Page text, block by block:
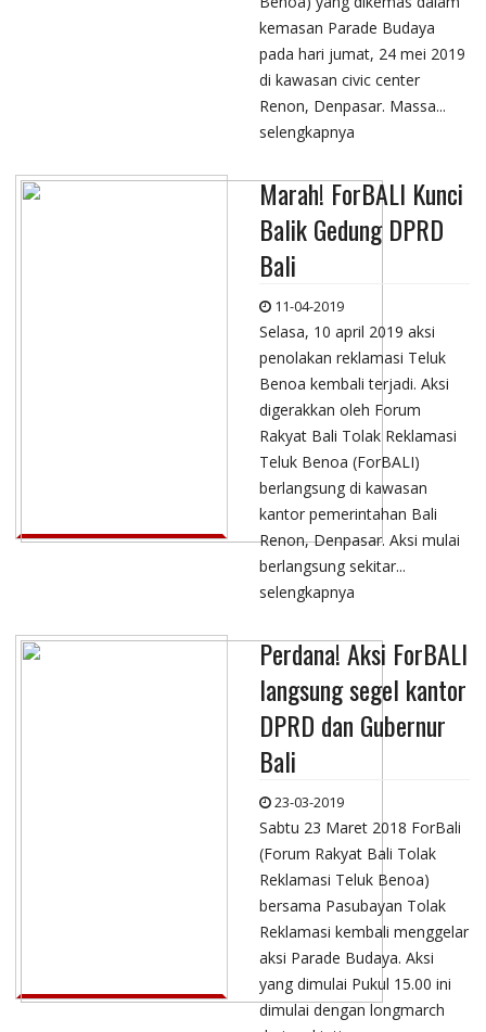
kemasan Parade Budaya
pada hari jumat, 24 mei 2019
di kawasan civic center
Renon, Denpasar. Massa...
selengkapnya
Marah! ForBALI Kunci
Balik Gedung DPRD
Bali
11-04-2019
Selasa, 10 april 2019 aksi
penolakan reklamasi Teluk
Benoa kembali terjadi. Aksi
digerakkan oleh Forum
Rakyat Bali Tolak Reklamasi
Teluk Benoa (ForBALI)
berlangsung di kawasan
kantor pemerintahan Bali
Renon, Denpasar. Aksi mulai
berlangsung sekitar...
selengkapnya
Perdana! Aksi ForBALI
langsung segel kantor
DPRD dan Gubernur
Bali
23-03-2019
Sabtu 23 Maret 2018 ForBali
(Forum Rakyat Bali Tolak
Reklamasi Teluk Benoa)
bersama Pasubayan Tolak
Reklamasi kembali menggelar
aksi Parade Budaya. Aksi
yang dimulai Pukul 15.00 ini
dimulai dengan longmarch